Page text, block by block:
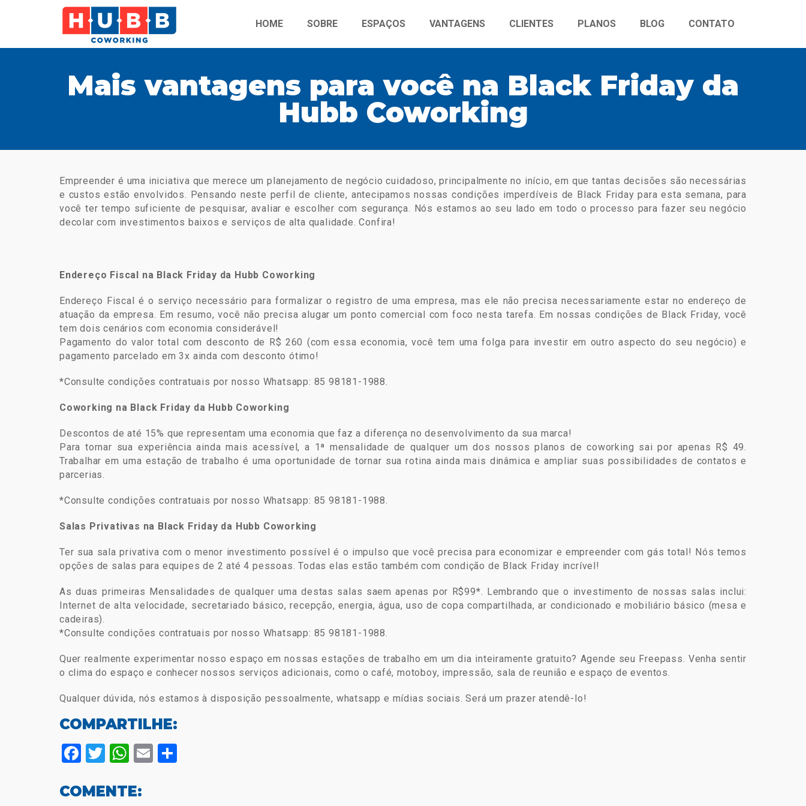
HOME SOBRE ESPAÇOS VANTAGENS CLIENTES PLANOS BLOG CONTATO
Mais vantagens para você na Black Friday da
Hubb Coworking
Empreender é uma iniciativa que merece um planejamento de negócio cuidadoso, principalmente no início, em que tantas decisões são necessárias
e custos estão envolvidos. Pensando neste perfil de cliente, antecipamos nossas condições imperdíveis de Black Friday para esta semana, para
você ter tempo suficiente de pesquisar, avaliar e escolher com segurança. Nós estamos ao seu lado em todo o processo para fazer seu negócio
decolar com investimentos baixos e serviços de alta qualidade. Confira!
Endereço Fiscal na Black Friday da Hubb Coworking
Endereço Fiscal é o serviço necessário para formalizar o registro de uma empresa, mas ele não precisa necessariamente estar no endereço de
atuação da empresa. Em resumo, você não precisa alugar um ponto comercial com foco nesta tarefa. Em nossas condições de Black Friday, você
tem dois cenários com economia considerável!
Pagamento do valor total com desconto de R$ 260 (com essa economia, você tem uma folga para investir em outro aspecto do seu negócio) e
pagamento parcelado em 3x ainda com desconto ótimo!
*Consulte condições contratuais por nosso Whatsapp: 85 98181-1988.
Coworking na Black Friday da Hubb Coworking
Descontos de até 15% que representam uma economia que faz a diferença no desenvolvimento da sua marca!
Para tornar sua experiência ainda mais acessível, a 1ª mensalidade de qualquer um dos nossos planos de coworking sai por apenas R$ 49.
Trabalhar em uma estação de trabalho é uma oportunidade de tornar sua rotina ainda mais dinâmica e ampliar suas possibilidades de contatos e
parcerias.
*Consulte condições contratuais por nosso Whatsapp: 85 98181-1988.
Salas Privativas na Black Friday da Hubb Coworking
Ter sua sala privativa com o menor investimento possível é o impulso que você precisa para economizar e empreender com gás total! Nós temos
opções de salas para equipes de 2 até 4 pessoas. Todas elas estão também com condição de Black Friday incrível!
As duas primeiras Mensalidades de qualquer uma destas salas saem apenas por R$99*. Lembrando que o investimento de nossas salas inclui:
Internet de alta velocidade, secretariado básico, recepção, energia, água, uso de copa compartilhada, ar condicionado e mobiliário básico (mesa e
cadeiras).
*Consulte condições contratuais por nosso Whatsapp: 85 98181-1988.
Quer realmente experimentar nosso espaço em nossas estações de trabalho em um dia inteiramente gratuito? Agende seu Freepass. Venha sentir
o clima do espaço e conhecer nossos serviços adicionais, como o café, motoboy, impressão, sala de reunião e espaço de eventos.
Qualquer dúvida, nós estamos à disposição pessoalmente, whatsapp e mídias sociais. Será um prazer atendê-lo!
COMPARTILHE:
Facebook
Twitter
WhatsApp
Email
COMENTE: